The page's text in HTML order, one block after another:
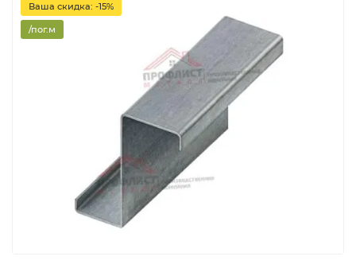
Ваша скидка: -15%
/пог.м